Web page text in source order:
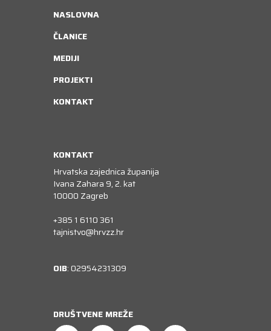
NASLOVNA
ČLANICE
MEDIJI
PROJEKTI
KONTAKT
KONTAKT
Hrvatska zajednica županija
Ivana Zahara 9, 2. kat
10000 Zagreb
+385 1 6110 361
tajnistvo@hrvzz.hr
OIB: 02954231309
DRUŠTVENE MREŽE